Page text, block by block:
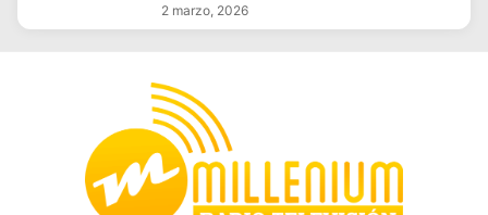
2 marzo, 2026